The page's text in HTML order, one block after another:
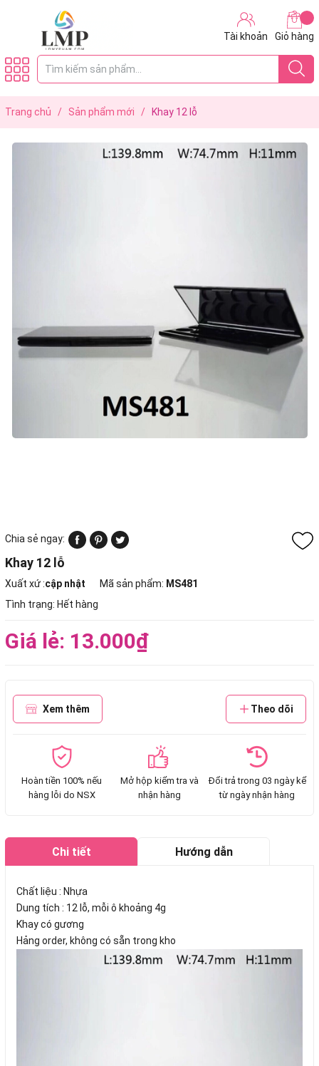
Tài khoản Giỏ hàng
Trang chủ / Sản phẩm mới / Khay 12 lỗ
Chia sẻ ngay:
Khay 12 lỗ
Xuất xứ :cập nhật Mã sản phẩm: MS481
Tình trạng: Hết hàng
Giá lẻ: 13.000₫
Xem thêm Theo dõi
Hoàn tiền 100% nếu
hàng lỗi do NSX
Mở hộp kiểm tra và
nhận hàng
Đổi trả trong 03 ngày kể
từ ngày nhận hàng
Chi tiết Hướng dẫn
Chất liệu : Nhựa
Dung tích : 12 lỗ, mỗi ô khoảng 4g
Khay có gương
Hảng order, không có sẵn trong kho